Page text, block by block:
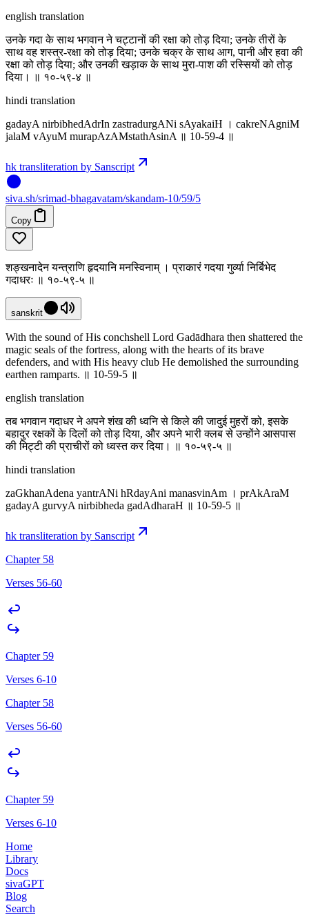
english translation
उनके गदा के साथ भगवान ने चट्टानों की रक्षा को तोड़ दिया; उनके तीरों के
साथ वह शस्त्र-रक्षा को तोड़ दिया; उनके चक्र के साथ आग, पानी और हवा की
रक्षा को तोड़ दिया; और उनकी खड़ाक के साथ मुरा-पाश की रस्सियों को तोड़
दिया। ॥ १०-५९-४ ॥
hindi translation
gadayA nirbibhedAdrIn zastradurgANi sAyakaiH । cakreNAgniM
jalaM vAyuM murapAzAMstathAsinA ॥ 10-59-4 ॥
hk transliteration by Sanscript
siva.sh/srimad-bhagavatam/skandam-10/59/5
Copy
शङ्खनादेन यन्त्राणि हृदयानि मनस्विनाम् । प्राकारं गदया गुर्व्या निर्बिभेद
गदाधरः ॥ १०-५९-५ ॥
sanskrit
With the sound of His conchshell Lord Gadādhara then shattered the
magic seals of the fortress, along with the hearts of its brave
defenders, and with His heavy club He demolished the surrounding
earthen ramparts. ॥ 10-59-5 ॥
english translation
तब भगवान गदाधर ने अपने शंख की ध्वनि से किले की जादुई मुहरों को, इसके
बहादुर रक्षकों के दिलों को तोड़ दिया, और अपने भारी क्लब से उन्होंने आसपास
की मिट्टी की प्राचीरों को ध्वस्त कर दिया। ॥ १०-५९-५ ॥
hindi translation
zaGkhanAdena yantrANi hRdayAni manasvinAm । prAkAraM
gadayA gurvyA nirbibheda gadAdharaH ॥ 10-59-5 ॥
hk transliteration by Sanscript
Chapter 58
Verses 56-60
Chapter 59
Verses 6-10
Chapter 58
Verses 56-60
Chapter 59
Verses 6-10
Home
Library
Docs
sivaGPT
Blog
Search